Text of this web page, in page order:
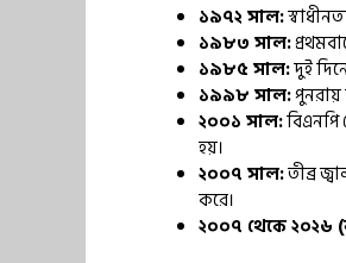
১৯৭২ সাল:
১৯৮৩ সাল:
১৯৮৫ সাল:দুই
১৯৯৮ সাল:পুনরায়
২০০১ সাল:
হয়।
২০০৭ সাল:তীব্র
করে।
২০০৭ থেকে ২০২৬